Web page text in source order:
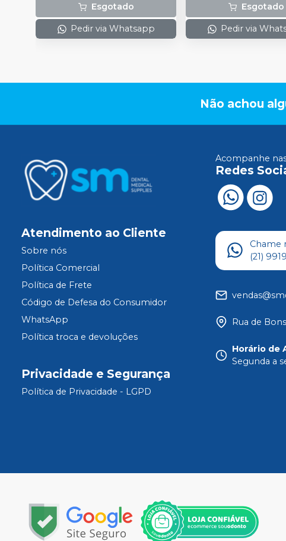
Esgotado
Pedir via Whatsapp
Esgotado
Pedir via
Não achou
Atendimento ao Cliente
Sobre nós
Política Comercial
Política de Frete
Código de Defesa do Consumidor
WhatsApp
Política troca e devoluções
Privacidade e Segurança
Política de Privacidade - LGPD
Acompanhe
Redes
Chame
(21)
Rua de
Horário de
Segunda a